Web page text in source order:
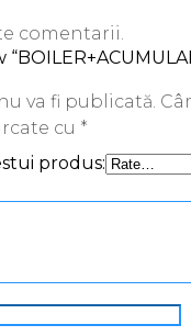
comentarii.
va fi publicată.
cu *
produs: